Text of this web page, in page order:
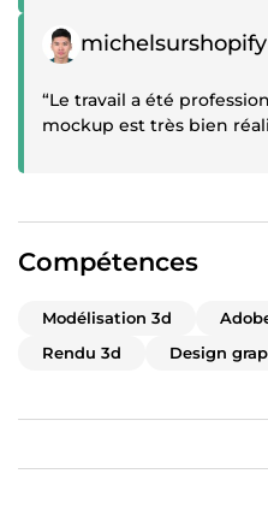
Témoignage positif
michelsurshopify
“Le travail a été
mockup est très bien
Compétences
Modélisation 3d
Rendu 3d
Design